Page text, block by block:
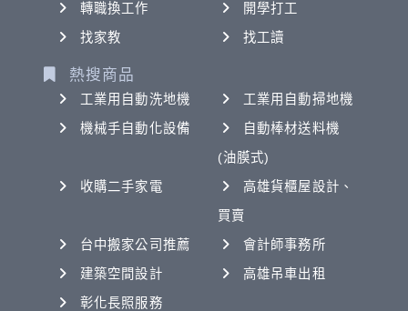
轉職換工作
開學打工
找家教
找工讀
熱搜商品
工業用自動洗地機
工業用自動掃地機
機械手自動化設備
自動棒材送料機
(油膜式)
收購二手家電
高雄貨櫃屋設計、
買賣
台中搬家公司推薦
會計師事務所
建築空間設計
高雄吊車出租
彰化長照服務